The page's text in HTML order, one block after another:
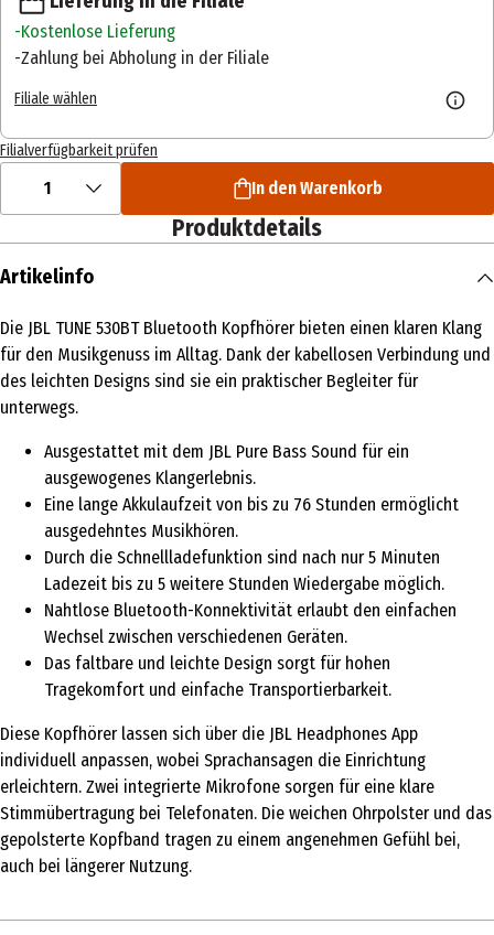
Kostenlose Lieferung
Zahlung bei Abholung in der Filiale
Filiale wählen
Filialverfügbarkeit prüfen
1 In den Warenkorb
Produktdetails
Artikelinfo
Die JBL TUNE 530BT Bluetooth Kopfhörer bieten einen klaren Klang
für den Musikgenuss im Alltag. Dank der kabellosen Verbindung und
des leichten Designs sind sie ein praktischer Begleiter für
unterwegs.
Ausgestattet mit dem JBL Pure Bass Sound für ein
ausgewogenes Klangerlebnis.
Eine lange Akkulaufzeit von bis zu 76 Stunden ermöglicht
ausgedehntes Musikhören.
Durch die Schnellladefunktion sind nach nur 5 Minuten
Ladezeit bis zu 5 weitere Stunden Wiedergabe möglich.
Nahtlose Bluetooth-Konnektivität erlaubt den einfachen
Wechsel zwischen verschiedenen Geräten.
Das faltbare und leichte Design sorgt für hohen
Tragekomfort und einfache Transportierbarkeit.
Diese Kopfhörer lassen sich über die JBL Headphones App
individuell anpassen, wobei Sprachansagen die Einrichtung
erleichtern. Zwei integrierte Mikrofone sorgen für eine klare
Stimmübertragung bei Telefonaten. Die weichen Ohrpolster und das
gepolsterte Kopfband tragen zu einem angenehmen Gefühl bei,
auch bei längerer Nutzung.